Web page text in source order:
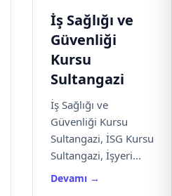
İş Sağlığı ve
Güvenliği
Kursu
Sultangazi
İş Sağlığı ve
Güvenliği Kursu
Sultangazi, İSG Kursu
Sultangazi, İşyeri...
Devamı →